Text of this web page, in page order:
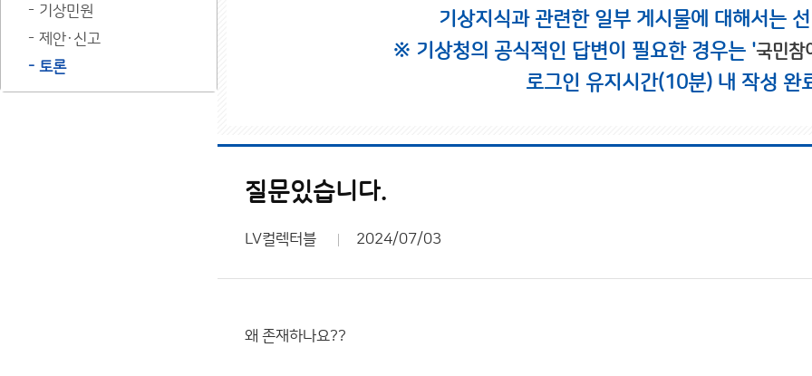
기상민원
제안·신고
토론
기상지식과 관련한 일부 게시물에 대해서는
※ 기상청의 공식적인 답변이 필요한 경우는 '국민참
로그인 유지시간(10분) 내 작성 완
질문있습니다.
LV컬렉터블 2024/07/03
왜 존재하나요??